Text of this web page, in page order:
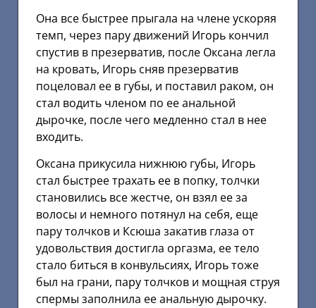
Она все быстрее прыгала на члене ускоряя
темп, через пару движений Игорь кончил
спустив в презерватив, после Оксана легла
на кровать, Игорь сняв презерватив
поцеловал ее в губы, и поставил раком, он
стал водить членом по ее анальной
дырочке, после чего медленно стал в нее
входить.
Оксана прикусила нижнюю губы, Игорь
стал быстрее трахать ее в попку, толчки
становились все жестче, он взял ее за
волосы и немного потянул на себя, еще
пару толчков и Ксюша закатив глаза от
удовольствия достигла оргазма, ее тело
стало биться в конвульсиях, Игорь тоже
был на грани, пару толчков и мощная струя
спермы заполнила ее анальную дырочку.